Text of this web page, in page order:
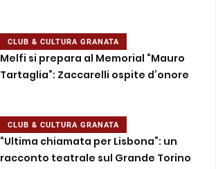
CLUB & CULTURA GRANATA
Melfi si prepara al Memorial “Mauro
Tartaglia”: Zaccarelli ospite d’onore
CLUB & CULTURA GRANATA
“Ultima chiamata per Lisbona”: un
racconto teatrale sul Grande Torino